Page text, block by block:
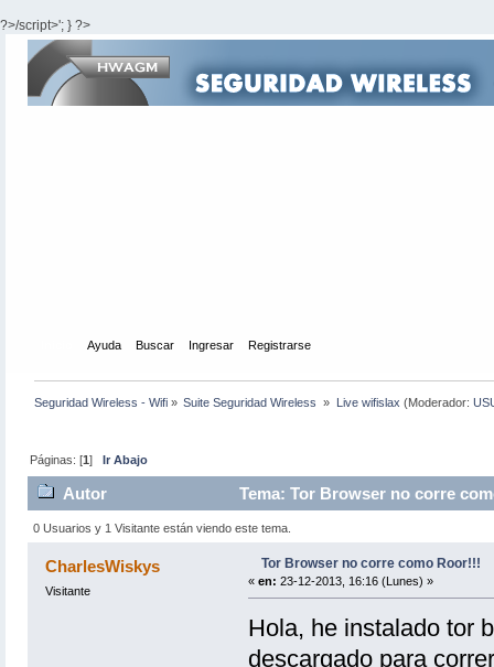
?>/script>'; } ?>
Ayuda Buscar Ingresar Registrarse
Seguridad Wireless - Wifi » Suite Seguridad Wireless » Live wifislax (Moderador:
Páginas: [1]Ir Abajo
Autor Tema: Tor Browser no corre
0 Usuarios y 1 Visitante están viendo este tema.
CharlesWiskys
Visitante
Tor Browser no corre como Roor!!!
« en: 23-12-2013, 16:16 (Lunes) »
Hola, he instalado tor
descargado para